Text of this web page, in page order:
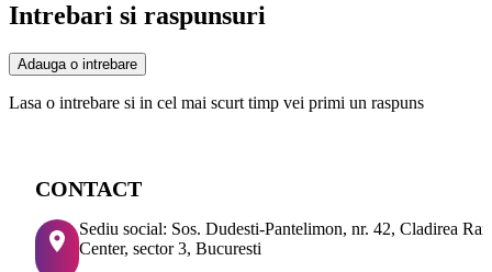
Intrebari si raspunsuri
Adauga o intrebare
Lasa o intrebare si in cel mai scurt timp vei primi un raspuns
CONTACT
Sediu social: Sos. Dudesti-Pantelimon, nr. 42, Cladirea
Center, sector 3, Bucuresti